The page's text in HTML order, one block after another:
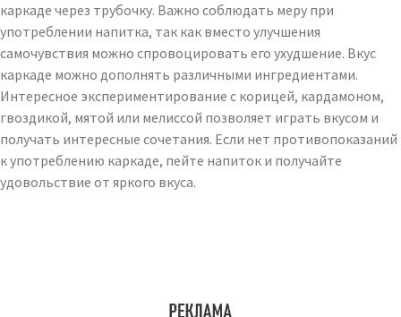
каркаде через трубочку. Важно соблюдать меру при
употреблении напитка, так как вместо улучшения
самочувствия можно спровоцировать его ухудшение. Вкус
каркаде можно дополнять различными ингредиентами.
Интересное экспериментирование с корицей, кардамоном,
гвоздикой, мятой или мелиссой позволяет играть вкусом и
получать интересные сочетания. Если нет противопоказаний
к употреблению каркаде, пейте напиток и получайте
удовольствие от яркого вкуса.